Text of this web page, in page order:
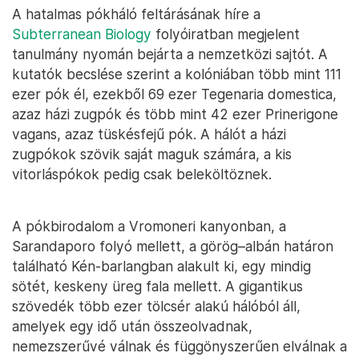
A hatalmas pókháló feltárásának híre a
Subterranean Biology folyóiratban megjelent
tanulmány nyomán bejárta a nemzetközi sajtót. A
kutatók becslése szerint a kolóniában több mint 111
ezer pók él, ezekből 69 ezer Tegenaria domestica,
azaz házi zugpók és több mint 42 ezer Prinerigone
vagans, azaz tüskésfejű pók. A hálót a házi
zugpókok szövik saját maguk számára, a kis
vitorláspókok pedig csak beleköltöznek.
A pókbirodalom a Vromoneri kanyonban, a
Sarandaporo folyó mellett, a görög–albán határon
található Kén-barlangban alakult ki, egy mindig
sötét, keskeny üreg fala mellett. A gigantikus
szövedék több ezer tölcsér alakú hálóból áll,
amelyek egy idő után összeolvadnak,
nemezszerűvé válnak és függönyszerűen elválnak a